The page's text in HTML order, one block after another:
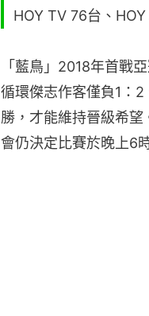
HOY TV 76台、
「藍鳥」2018年首戰
循環傑志作客僅負1：
勝，才能維持晉級希
會仍決定比賽於晚上6